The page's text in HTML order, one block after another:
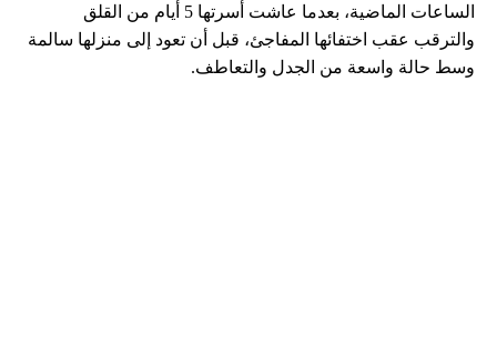
الساعات الماضية، بعدما عاشت أسرتها 5 أيام من القلق
والترقب عقب اختفائها المفاجئ، قبل أن تعود إلى منزلها سالمة
وسط حالة واسعة من الجدل والتعاطف.